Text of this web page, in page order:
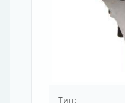
Тип